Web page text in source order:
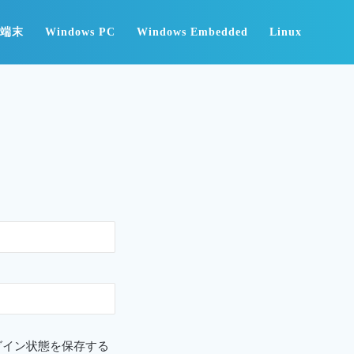
末 Windows PC Windows Embedded Linux
イン状態を保存する